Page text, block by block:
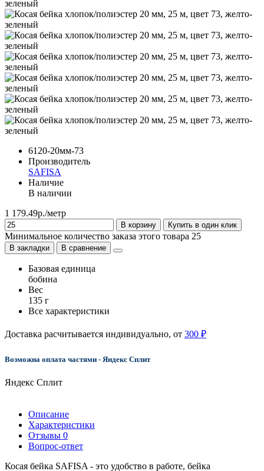
6120-20мм-73
Производитель
SAFISA
Наличие
В наличии
1 179.49р./метр
В корзину Купить в один клик
Минимальное количество заказа этого товара 25
В закладки В сравнение
Базовая единица
бобина
Вес
135 г
Все характеристики
Доставка расчитывается индивидуально, от 300 ₽
Возможна оплата частями - Яндекс Сплит
Яндекс Сплит
Описание
Характеристики
Отзывы 0
Вопрос-ответ
Косая бейка SAFISA - это удобство в работе, бейка